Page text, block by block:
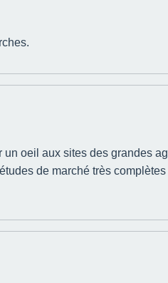
oeil aux sites des grandes
de marché très